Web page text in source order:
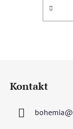
Kontakt
bohemia@